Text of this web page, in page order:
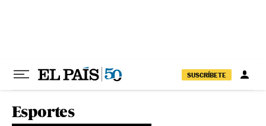
SUSCRÍBETE
Esportes